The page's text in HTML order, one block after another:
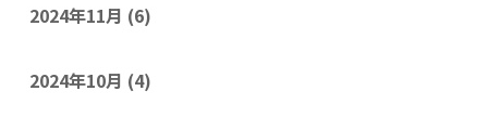
2024年11月 (6)
2024年10月 (4)